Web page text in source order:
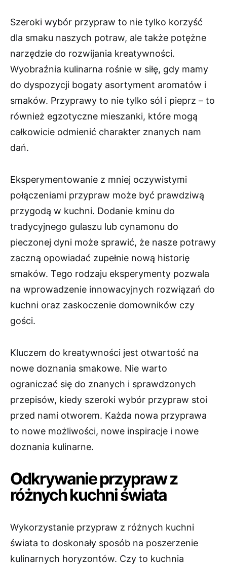
Szeroki wybór przypraw to nie tylko korzyść
dla smaku naszych potraw, ale także potężne
narzędzie do rozwijania kreatywności.
Wyobraźnia kulinarna rośnie w siłę, gdy mamy
do dyspozycji bogaty asortyment aromatów i
smaków. Przyprawy to nie tylko sól i pieprz – to
również egzotyczne mieszanki, które mogą
całkowicie odmienić charakter znanych nam
dań.
Eksperymentowanie z mniej oczywistymi
połączeniami przypraw może być prawdziwą
przygodą w kuchni. Dodanie kminu do
tradycyjnego gulaszu lub cynamonu do
pieczonej dyni może sprawić, że nasze potrawy
zaczną opowiadać zupełnie nową historię
smaków. Tego rodzaju eksperymenty pozwala
na wprowadzenie innowacyjnych rozwiązań do
kuchni oraz zaskoczenie domowników czy
gości.
Kluczem do kreatywności jest otwartość na
nowe doznania smakowe. Nie warto
ograniczać się do znanych i sprawdzonych
przepisów, kiedy szeroki wybór przypraw stoi
przed nami otworem. Każda nowa przyprawa
to nowe możliwości, nowe inspiracje i nowe
doznania kulinarne.
Odkrywanie przypraw z
różnych kuchni świata
Wykorzystanie przypraw z różnych kuchni
świata to doskonały sposób na poszerzenie
kulinarnych horyzontów. Czy to kuchnia